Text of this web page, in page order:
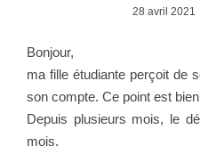
28 avril 2021
Bonjour,
ma fille étudiante perçoit de
son compte. Ce point est
Depuis plusieurs mois, le
mois.